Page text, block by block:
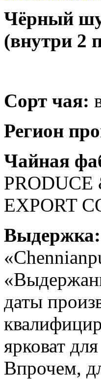
Чёрный шу
(внутри 2
Сорт чая:
Регион
Чайная
EXPORT
Выдержка:
даты
ярковат
Впрочем,